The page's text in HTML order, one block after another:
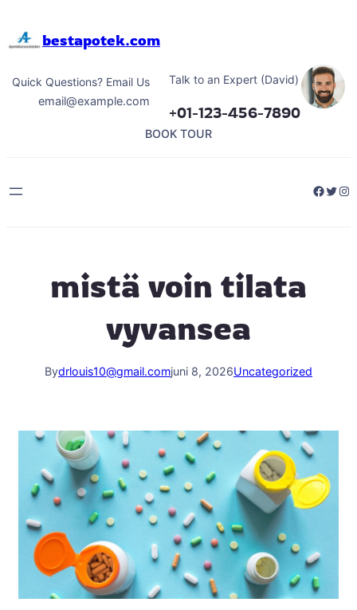
bestapotek.com
Quick Questions? Email Us
email@example.com
Talk to an Expert (David)
+01-123-456-7890
BOOK TOUR
mistä voin tilata
vyvansea
Bydrlouis10@gmail.comjuni 8, 2026Uncategorized